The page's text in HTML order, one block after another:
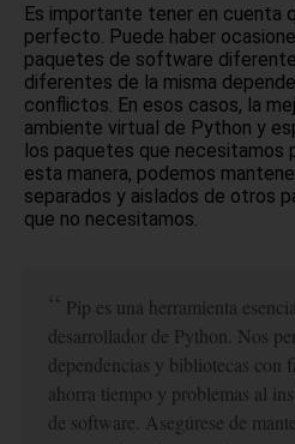
Es importante tener en cuenta
perfecto. Puede haber
paquetes de software
diferentes de la misma
conflictos. En esos casos, la
ambiente virtual de Python y
los paquetes que necesitamos
esta manera, podemos
separados y aislados de otros
que no necesitamos.
Pip es una herramienta
desarrollador de Python. Nos
dependencias y bibliotecas con
ahorra tiempo y problemas al
de software. Asegúrese de